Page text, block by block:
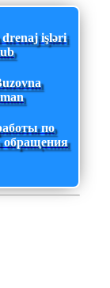
drenaj işləri
по
обращения